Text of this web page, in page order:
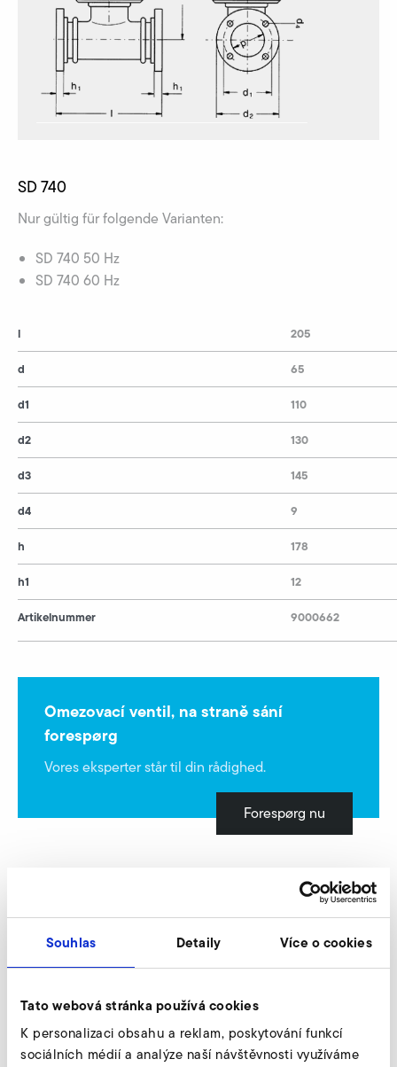
Souhlas Detaily Více o cookies
Tato webová stránka používá cookies
K personalizaci obsahu a reklam, poskytování funkcí
sociálních médií a analýze naší návštěvnosti využíváme
SD 740
Nur gültig für folgende Varianten:
SD 740 50 Hz
SD 740 60 Hz
l
d
d1
d2
d3
d4
h
h1
Artikelnummer
205
65
110
130
145
9
178
12
9000662
Omezovací ventil, na straně sání
forespørg
Vores eksperter står til din rådighed.
Forespørg nu